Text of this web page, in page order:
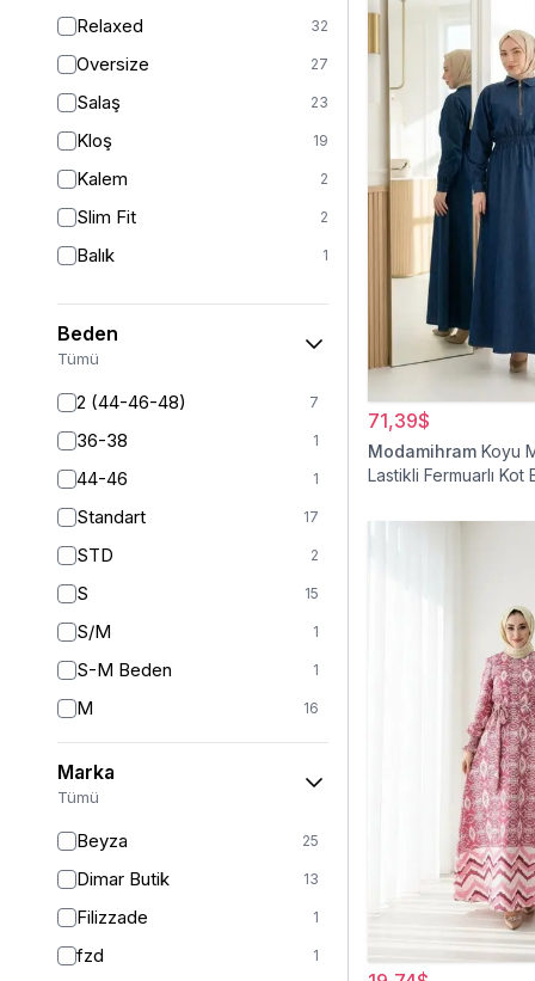
Relaxed 32
Oversize 27
Salaş 23
Kloş 19
Kalem 2
Slim Fit 2
Balık 1
Beden
Tümü
2 (44-46-48) 7
36-38 1
44-46 1
Standart 17
STD 2
S 15
S/M 1
S-M Beden 1
M 16
L 11
STANDART 2
Marka
Tümü
Beyza 25
Dimar Butik 13
Filizzade 1
fzd 1
71,39$
Modamihram Koyu
Lastikli Fermuarlı Kot